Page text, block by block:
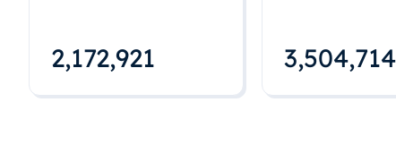
2,172,922 3,504,715